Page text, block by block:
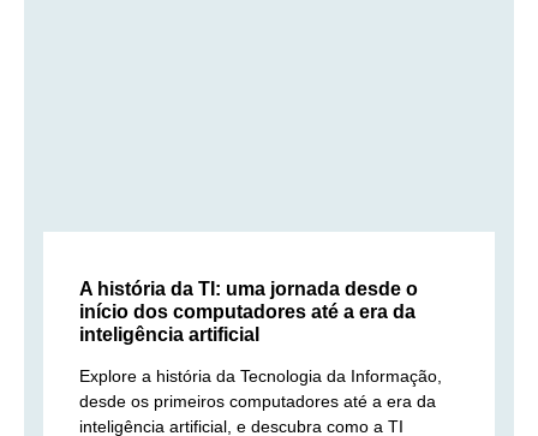
A história da TI: uma jornada desde o
início dos computadores até a era da
inteligência artificial
Explore a história da Tecnologia da Informação,
desde os primeiros computadores até a era da
inteligência artificial, e descubra como a TI